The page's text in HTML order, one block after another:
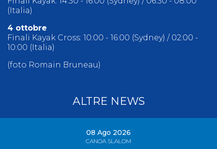
(Italia)
4 ottobre
Finali Kayak Cross: 10:00 - 16:00 (Sydney) / 02:00 -
10:00 (Italia)
(foto Romain Bruneau)
ALTRE NEWS
08 Ago 2026
CANOA SLALOM